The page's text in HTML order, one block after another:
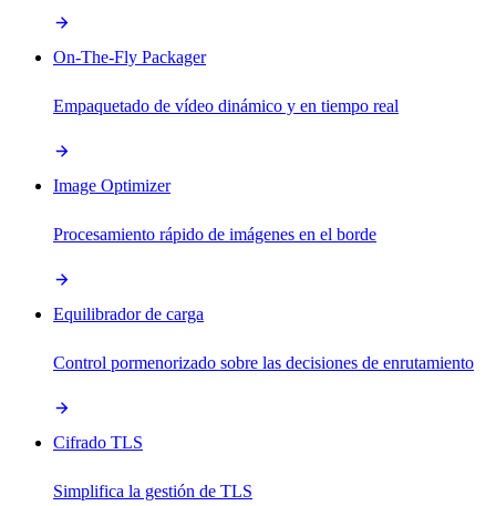
On-The-Fly Packager
Empaquetado de vídeo dinámico y en tiempo real
Image Optimizer
Procesamiento rápido de imágenes en el borde
Equilibrador de carga
Control pormenorizado sobre las decisiones de enrutamiento
Cifrado TLS
Simplifica la gestión de TLS